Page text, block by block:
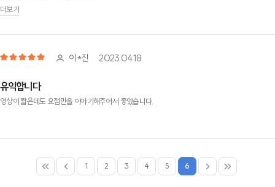
많이 되는 수업이 될것같습니다.
더보기
이*진 2023.04.18
유익합니다
영상이 짧은데도 요점만을 이야기해주어서 좋았습니다.
1 2 3 4 5 6